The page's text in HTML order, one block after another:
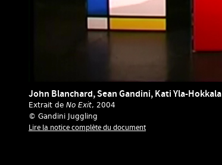
John Blanchard, Sean Gandini, Kati Yla-Hokkala
Extrait de No Exit, 2004
© Gandini Juggling
Lire la notice complète du document